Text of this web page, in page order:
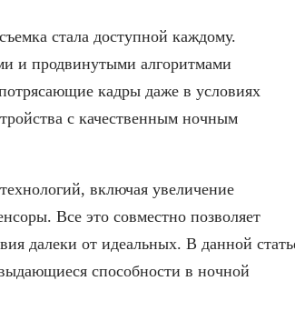
стала доступной каждому.
и продвинутыми алгоритмами
кадры даже в условиях
с качественным ночным
включая увеличение
Все это совместно позволяет
далеки от идеальных. В данной
способности в ночной